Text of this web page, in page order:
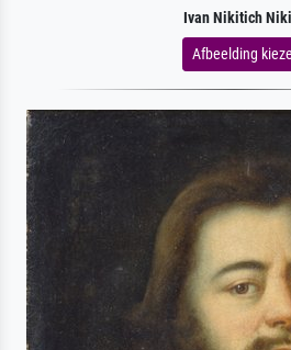
Ivan Nikitich
Afbeelding